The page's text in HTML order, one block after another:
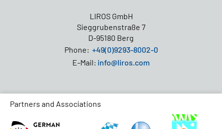
LIROS GmbH
Sieggrubenstraße 7
D-95180 Berg
Phone: +49(0)9293-8002-0
E-Mail: info@liros.com
Partners and Associations